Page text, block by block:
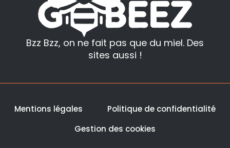
Bzz Bzz, on ne fait pas que du miel. Des
sites aussi !
Mentions légales
Politique de confidentialité
Gestion des cookies